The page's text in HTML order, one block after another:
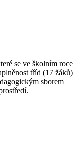
se ve školním roce
tříd (17 žáků)
sborem